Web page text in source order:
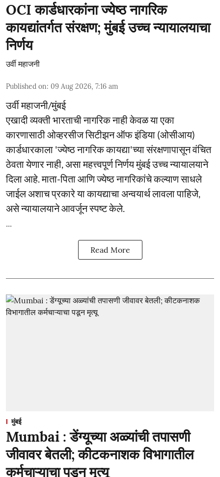
OCI कार्डधारकांना ज्येष्ठ नागरिक
कायद्यांतर्गत संरक्षण; मुंबई उच्च न्यायालयाचा
निर्णय
उर्वी महाजनी
Published on: 09 Aug 2026, 7:16 am
उर्वी महाजनी/मुंबई
एखादी व्यक्ती भारताची नागरिक नाही केवळ या एका
कारणासाठी ओव्हरसीज सिटीझन ऑफ इंडिया (ओसीआय)
कार्डधारकाला 'ज्येष्ठ नागरिक कायद्या'च्या संरक्षणापासून वंचित
ठेवता येणार नाही, असा महत्त्वपूर्ण निर्णय मुंबई उच्च न्यायालयाने
दिला आहे. माता-पिता आणि ज्येष्ठ नागरिकांचे कल्याण साधले
जाईल अशाच प्रकारे या कायद्याचा अन्वयार्थ लावला पाहिजे,
असे न्यायालयाने आवर्जून स्पष्ट केले.
Read More
मुंबई
Mumbai : डेंग्यूच्या अळ्यांची तपासणी
जीवावर बेतली; कीटकनाशक विभागातील
कर्मचाऱ्याचा पडून मृत्यू